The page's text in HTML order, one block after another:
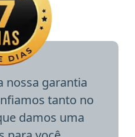
nossa garantia
tanto no
damos uma